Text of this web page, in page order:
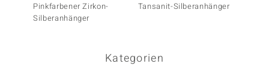
Pinkfarbener Zirkon-
Silberanhänger
Tansanit-Silberanhänger
Kategorien